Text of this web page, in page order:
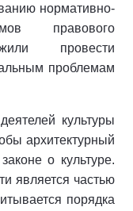
нормативно-
правового
провести
проблемам
культуры
архитектурный
о культуре.
является частью
порядка